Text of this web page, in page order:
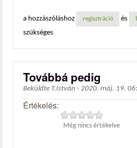
a hozzászóláshoz
regisztráció és
szükséges
Továbbá pedig
Beküldte T.István - 2020. máj. 19.
Értékelés:
Még nincs értékelve